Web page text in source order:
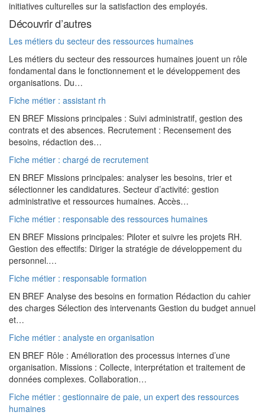
initiatives culturelles sur la satisfaction des employés.
Découvrir d’autres
Les métiers du secteur des ressources humaines
Les métiers du secteur des ressources humaines jouent un rôle
fondamental dans le fonctionnement et le développement des
organisations. Du…
Fiche métier : assistant rh
EN BREF Missions principales : Suivi administratif, gestion des
contrats et des absences. Recrutement : Recensement des
besoins, rédaction des…
Fiche métier : chargé de recrutement
EN BREF Missions principales: analyser les besoins, trier et
sélectionner les candidatures. Secteur d’activité: gestion
administrative et ressources humaines. Accès…
Fiche métier : responsable des ressources humaines
EN BREF Missions principales: Piloter et suivre les projets RH.
Gestion des effectifs: Diriger la stratégie de développement du
personnel.…
Fiche métier : responsable formation
EN BREF Analyse des besoins en formation Rédaction du cahier
des charges Sélection des intervenants Gestion du budget annuel
et…
Fiche métier : analyste en organisation
EN BREF Rôle : Amélioration des processus internes d’une
organisation. Missions : Collecte, interprétation et traitement de
données complexes. Collaboration…
Fiche métier : gestionnaire de paie, un expert des ressources
humaines